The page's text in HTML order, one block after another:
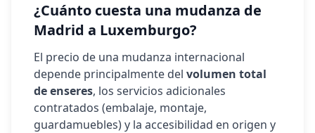
¿Cuánto cuesta una mudanza de
Madrid a Luxemburgo?
El precio de una mudanza internacional
depende principalmente del volumen total
de enseres, los servicios adicionales
contratados (embalaje, montaje,
guardamuebles) y la accesibilidad en origen y